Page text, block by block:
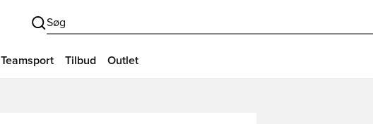
Søg
Teamsport Tilbud Outlet